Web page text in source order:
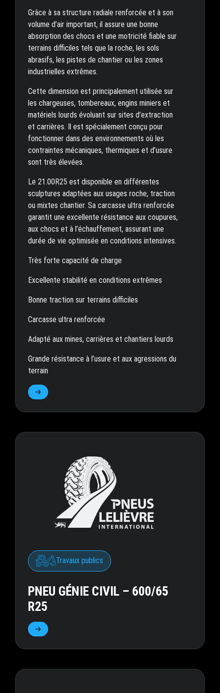
Grâce à sa structure radiale renforcée et à son
volume d’air important, il assure une bonne
absorption des chocs et une motricité fiable sur
terrains difficiles tels que la roche, les sols
abrasifs, les pistes de chantier ou les zones
industrielles extrêmes.
Cette dimension est principalement utilisée sur
les chargeuses, tombereaux, engins miniers et
matériels lourds évoluant sur sites d’extraction
et carrières. Il est spécialement conçu pour
fonctionner dans des environnements où les
contraintes mécaniques, thermiques et d’usure
sont très élevées.
Le 21.00R25 est disponible en différentes
sculptures adaptées aux usages roche, traction
ou mixtes chantier. Sa carcasse ultra renforcée
garantit une excellente résistance aux coupures,
aux chocs et à l’échauffement, assurant une
durée de vie optimisée en conditions intensives.
Très forte capacité de charge
Excellente stabilité en conditions extrêmes
Bonne traction sur terrains difficiles
Carcasse ultra renforcée
Adapté aux mines, carrières et chantiers lourds
Grande résistance à l’usure et aux agressions du
terrain
Travaux publics
PNEU GÉNIE CIVIL – 600/65
R25